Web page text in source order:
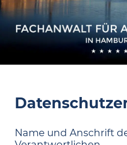
Name und Anschrift